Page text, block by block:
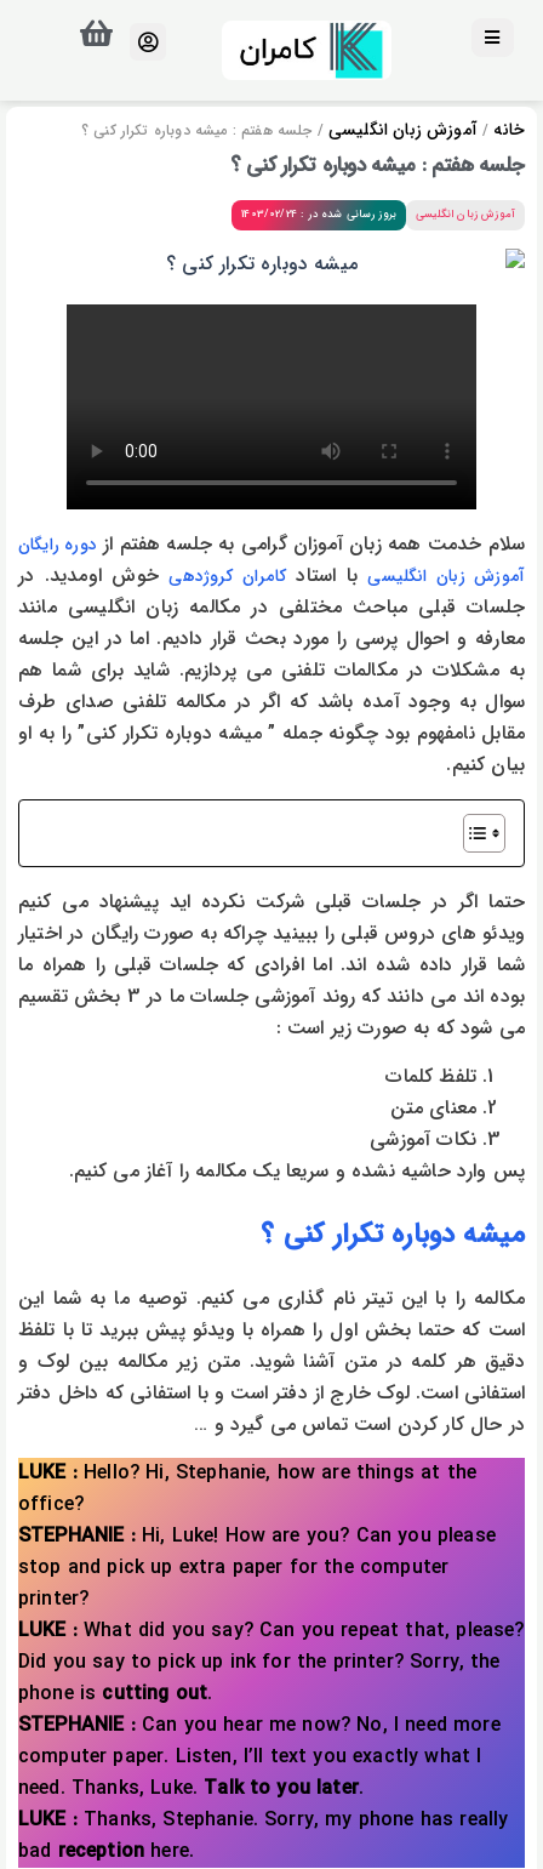
خانه /آموزش زبان انگلیسی / جلسه هفتم : میشه دوباره تکرار کنی ؟
جلسه هفتم : میشه دوباره تکرار کنی ؟
آموزش زبان انگلیسی بروز رسانی شده در : 1403/02/24
سلام خدمت همه زبان آموزان گرامی به جلسه هفتم از دوره رایگان
آموزش زبان انگلیسیبا استادکامران کروژدهیخوش اومدید. در
جلسات قبلی مباحث مختلفی در مکالمه زبان انگلیسی مانند
معارفه و احوال پرسی را مورد بحث قرار دادیم. اما در این جلسه
به مشکلات در مکالمات تلفنی می پردازیم. شاید برای شما هم
سوال به وجود آمده باشد که اگر در مکالمه تلفنی صدای طرف
مقابل نامفهوم بود چگونه جمله ” میشه دوباره تکرار کنی” را به او
بیان کنیم.
حتما اگر در جلسات قبلی شرکت نکرده اید پیشنهاد می کنیم
ویدئو های دروس قبلی را ببینید چراکه به صورت رایگان در اختیار
شما قرار داده شده اند. اما افرادی که جلسات قبلی را همراه ما
بوده اند می دانند که روند آموزشی جلسات ما در 3 بخش تقسیم
می شود که به صورت زیر است :
تلفظ کلمات
معنای متن
نکات آموزشی
پس وارد حاشیه نشده و سریعا یک مکالمه را آغاز می کنیم.
میشه دوباره تکرار کنی ؟
مکالمه را با این تیتر نام گذاری می کنیم. توصیه ما به شما این
است که حتما بخش اول را همراه با ویدئو پیش ببرید تا با تلفظ
دقیق هر کلمه در متن آشنا شوید. متن زیر مکالمه بین لوک و
استفانی است. لوک خارج از دفتر است و با استفانی که داخل دفتر
در حال کار کردن است تماس می گیرد و …
LUKE :Hello? Hi, Stephanie, how are things at the
office?
STEPHANIE :Hi, Luke! How are you? Can you please
stop and pick up extra paper for the computer
printer?
LUKE :What did you say? Can you repeat that, please?
Did you say to pick up ink for the printer? Sorry, the
phone is cutting out.
STEPHANIE :Can you hear me now? No, I need more
computer paper. Listen, I’ll text you exactly what I
need. Thanks, Luke. Talk to you later.
LUKE :Thanks, Stephanie. Sorry, my phone has really
bad reception here.